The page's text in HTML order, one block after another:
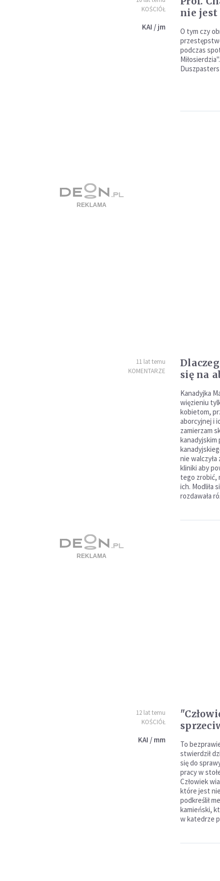
KOŚCIÓŁ
KAI / jm
nie jest
O tym czy
podczas
11 lat temu
KOMENTARZE
się na
Kanadyjka
więzieniu
kobietom,
aborcyjnej i
zamierzam
kanadyjskim
nie
kliniki aby
tego zrobić,
ich. Modliła
rozdawała
12 lat temu
KOŚCIÓŁ
KAI / mm
To
stwierdził
się do
pracy w
Człowiek
które jest
podkreślił
kamieński,
w katedrze